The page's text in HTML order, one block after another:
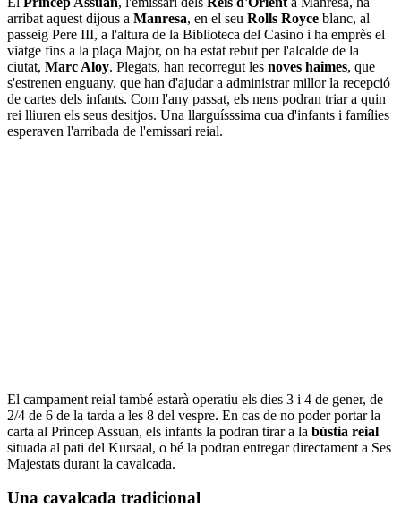
arribat aquest dijous a Manresa, en el seu Rolls Royce blanc, al
passeig Pere III, a l'altura de la Biblioteca del Casino i ha emprès el
viatge fins a la plaça Major, on ha estat rebut per l'alcalde de la
ciutat, Marc Aloy. Plegats, han recorregut les noves haimes, que
s'estrenen enguany, que han d'ajudar a administrar millor la recepció
de cartes dels infants. Com l'any passat, els nens podran triar a quin
rei lliuren els seus desitjos. Una llarguísssima cua d'infants i famílies
esperaven l'arribada de l'emissari reial.
El campament reial també estarà operatiu els dies 3 i 4 de gener, de
2/4 de 6 de la tarda a les 8 del vespre. En cas de no poder portar la
carta al Princep Assuan, els infants la podran tirar a la bústia reial
situada al pati del Kursaal, o bé la podran entregar directament a Ses
Majestats durant la cavalcada.
Una cavalcada tradicional